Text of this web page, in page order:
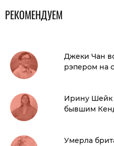
РЕКОМЕНДУЕМ
Джеки Чан
рэпером на
Ирину Шейк
бывшим
Умерла